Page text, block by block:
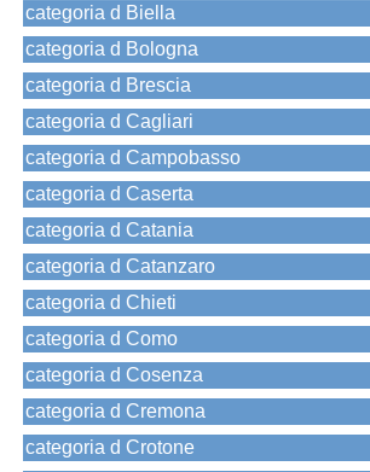
categoria d Biella
categoria d Bologna
categoria d Brescia
categoria d Cagliari
categoria d Campobasso
categoria d Caserta
categoria d Catania
categoria d Catanzaro
categoria d Chieti
categoria d Como
categoria d Cosenza
categoria d Cremona
categoria d Crotone